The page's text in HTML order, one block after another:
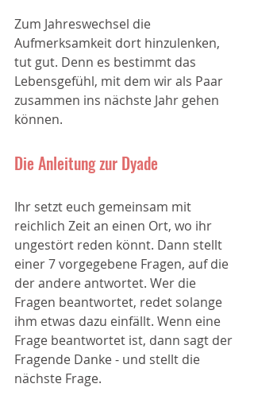
Zum Jahreswechsel die
Aufmerksamkeit dort hinzulenken,
tut gut. Denn es bestimmt das
Lebensgefühl, mit dem wir als Paar
zusammen ins nächste Jahr gehen
können.
Die Anleitung zur Dyade
Ihr setzt euch gemeinsam mit
reichlich Zeit an einen Ort, wo ihr
ungestört reden könnt. Dann stellt
einer 7 vorgegebene Fragen, auf die
der andere antwortet. Wer die
Fragen beantwortet, redet solange
ihm etwas dazu einfällt. Wenn eine
Frage beantwortet ist, dann sagt der
Fragende Danke - und stellt die
nächste Frage.